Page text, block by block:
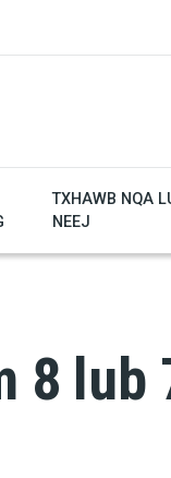
TXHAWB NQA
NEEJ
8 lub